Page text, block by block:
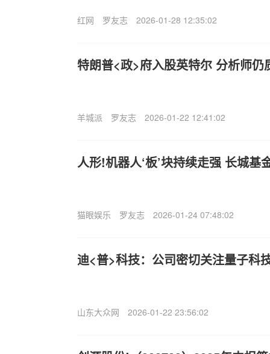
红网 罗友志 2026-01-28 12:35:02
特朗普<政>府入股英特尔 分析师仍
羊城派 罗友志 2026-01-22 12:41:02
人形!机器人‘板’块持续走强 长城基
猫眼娱乐 罗友志 2026-01-24 07:48:02
迪<普>科技：公司密切关注量子科
山东大众网 2026-01-22 23:56:02